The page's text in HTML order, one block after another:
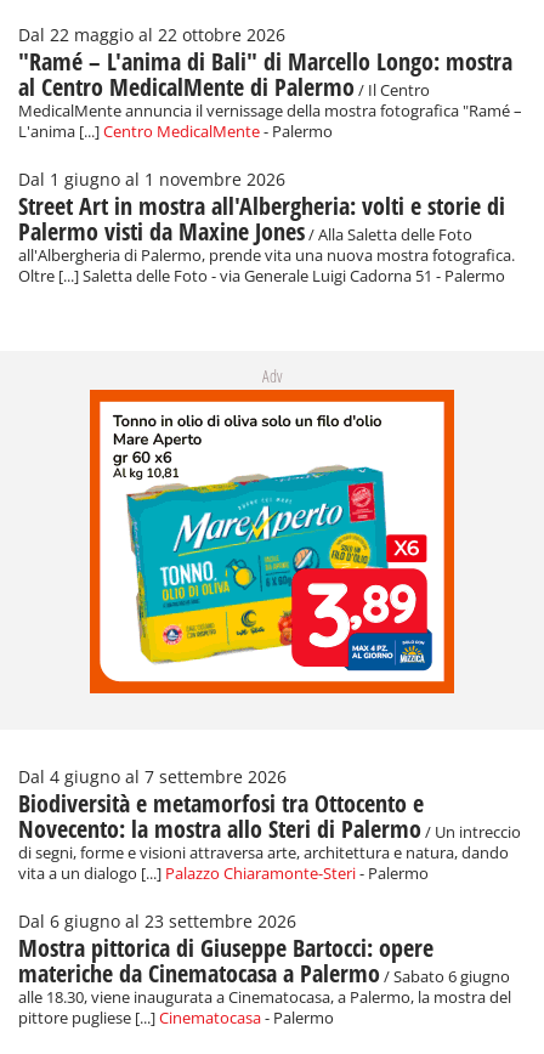
Dal 22 maggio al 22 ottobre 2026
"Ramé – L'anima di Bali" di Marcello Longo: mostra
al Centro MedicalMente di Palermo/ Il Centro
MedicalMente annuncia il vernissage della mostra fotografica "Ramé –
L'anima [...]Centro MedicalMente- Palermo
Dal 1 giugno al 1 novembre 2026
Street Art in mostra all'Albergheria: volti e storie di
Palermo visti da Maxine Jones/ Alla Saletta delle Foto
all'Albergheria di Palermo, prende vita una nuova mostra fotografica.
Oltre [...] Saletta delle Foto - via Generale Luigi Cadorna 51 - Palermo
Adv
Dal 4 giugno al 7 settembre 2026
Biodiversità e metamorfosi tra Ottocento e
Novecento: la mostra allo Steri di Palermo/ Un intreccio
di segni, forme e visioni attraversa arte, architettura e natura, dando
vita a un dialogo [...] Palazzo Chiaramonte-Steri- Palermo
Dal 6 giugno al 23 settembre 2026
Mostra pittorica di Giuseppe Bartocci: opere
materiche da Cinematocasa a Palermo/ Sabato 6 giugno
alle 18.30, viene inaugurata a Cinematocasa, a Palermo, la mostra del
pittore pugliese [...]Cinematocasa- Palermo